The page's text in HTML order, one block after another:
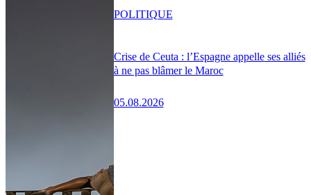
Crise de Ceuta : l’Espagne appelle ses alliés
à ne pas blâmer le Maroc
05.08.2026
POLITIQUE